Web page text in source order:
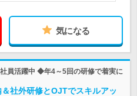
気になる
員活躍中 ◆年4～5回の研修で着実に
社外研修とOJTでスキルアッ